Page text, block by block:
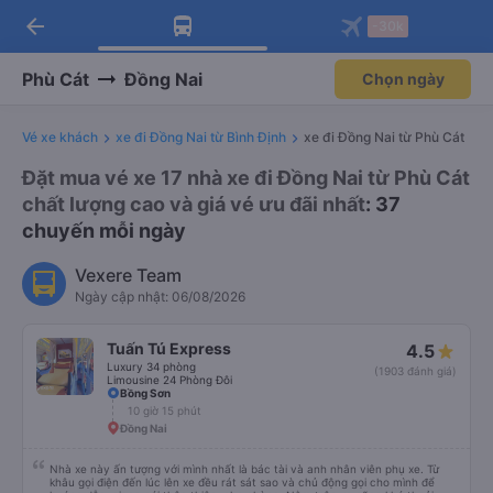
Tải app Vexere ngay!
Nhận ưu đãi thành viên độc
Mở app
Tải app Vexere
-30k/ghế khi đặt vé máy bay qua
Mở app
arrow_back
Phù Cát Đồng Nai Chọn ngày
Vé xe khách xe đi Đồng Nai từ Bình Định xe đi Đồng Nai từ Phù Cát
Đặt mua vé xe 17 nhà xe đi Đồng Nai từ Phù Cát
chất lượng cao và giá vé ưu đãi nhất: 37
chuyến mỗi ngày
Vexere Team
Ngày cập nhật: 06/08/2026
Tuấn Tú Express
Luxury 34 phòng
Limousine 24 Phòng Đôi
4.5
(1903 đánh giá)
Bồng Sơn
10 giờ 15 phút
Đồng Nai
Nhà xe này ấn tượng với mình nhất là bác tài và anh nhân viên phụ xe. Từ
khâu gọi điện đến lúc lên xe đều rát sát sao và chủ động gọi cho mình để